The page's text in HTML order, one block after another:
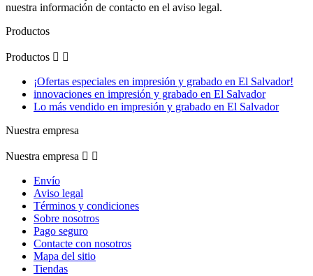
nuestra información de contacto en el aviso legal.
Productos
Productos  
¡Ofertas especiales en impresión y grabado en El Salvador!
innovaciones en impresión y grabado en El Salvador
Lo más vendido en impresión y grabado en El Salvador
Nuestra empresa
Nuestra empresa  
Envío
Aviso legal
Términos y condiciones
Sobre nosotros
Pago seguro
Contacte con nosotros
Mapa del sitio
Tiendas